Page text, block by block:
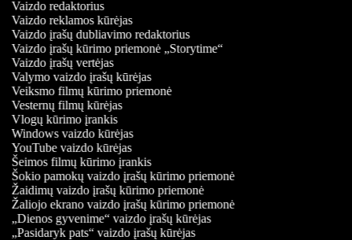
Vaizdo redaktorius
Vaizdo reklamos kūrėjas
Vaizdo įrašų dubliavimo redaktorius
Vaizdo įrašų kūrimo priemonė „Storytime“
Vaizdo įrašų vertėjas
Valymo vaizdo įrašų kūrėjas
Veiksmo filmų kūrimo priemonė
Vesternų filmų kūrėjas
Vlogų kūrimo įrankis
Windows vaizdo kūrėjas
YouTube vaizdo kūrėjas
Šeimos filmų kūrimo įrankis
Šokio pamokų vaizdo įrašų kūrimo priemonė
Žaidimų vaizdo įrašų kūrimo priemonė
Žaliojo ekrano vaizdo įrašų kūrimo priemonė
„Dienos gyvenime“ vaizdo įrašų kūrėjas
„Pasidaryk pats“ vaizdo įrašų kūrėjas